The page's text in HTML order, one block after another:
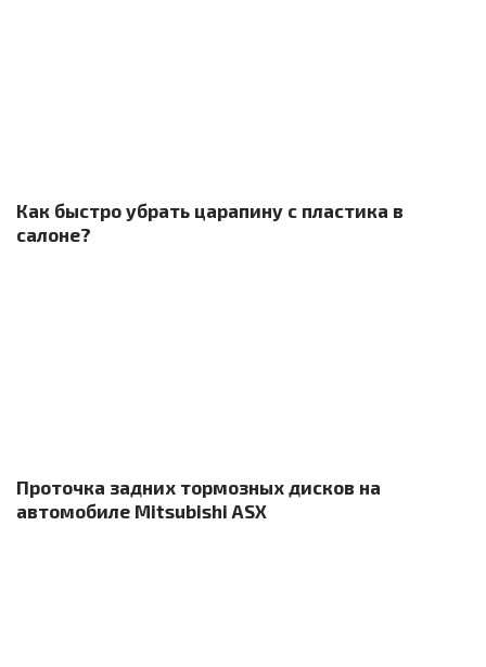
Как быстро убрать царапину с пластика в
салоне?
Проточка задних тормозных дисков на
автомобиле Mitsubishi ASX